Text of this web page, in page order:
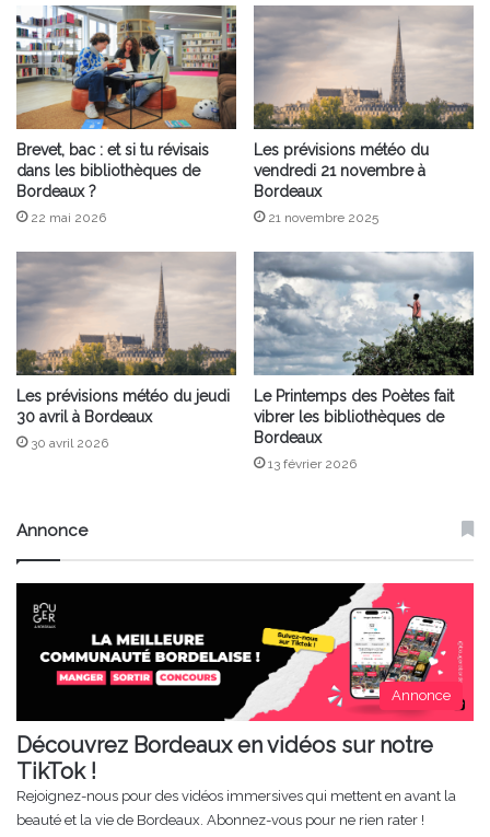
Brevet, bac : et si tu révisais
dans les bibliothèques de
Bordeaux ?
22 mai 2026
Les prévisions météo du
vendredi 21 novembre à
Bordeaux
21 novembre 2025
Les prévisions météo du jeudi
30 avril à Bordeaux
30 avril 2026
Le Printemps des Poètes fait
vibrer les bibliothèques de
Bordeaux
13 février 2026
Annonce
Annonce
Découvrez Bordeaux en vidéos sur notre
TikTok !
Rejoignez-nous pour des vidéos immersives qui mettent en avant la
beauté et la vie de Bordeaux. Abonnez-vous pour ne rien rater !